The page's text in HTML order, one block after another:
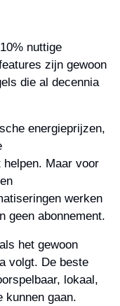
nuttige
zijn gewoon
die al decennia
energieprijzen,
Maar voor
werken
geen abonnement.
het gewoon
volgt. De beste
lokaal,
kunnen gaan.